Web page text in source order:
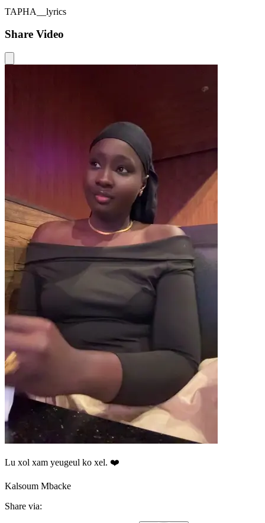
TAPHA__lyrics
Share Video
Lu xol xam yeugeul ko xel. ❤️
Kalsoum Mbacke
Share via: